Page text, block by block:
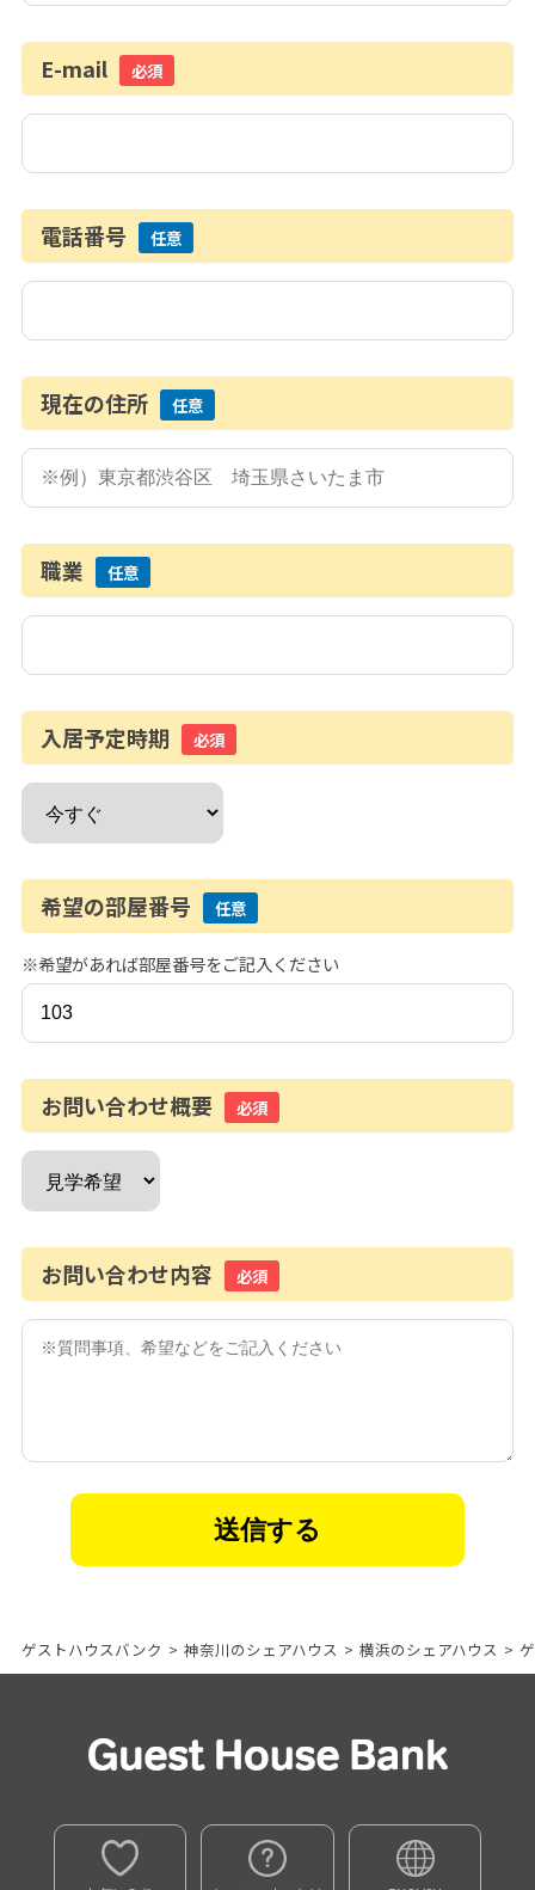
E-mail 必須
電話番号 任意
現在の住所 任意
職業 任意
入居予定時期 必須
希望の部屋番号 任意
※希望があれば部屋番号をご記入ください
お問い合わせ概要 必須
お問い合わせ内容 必須
ゲストハウスバンク > 神奈川のシェアハウス > 横浜のシェアハウス >